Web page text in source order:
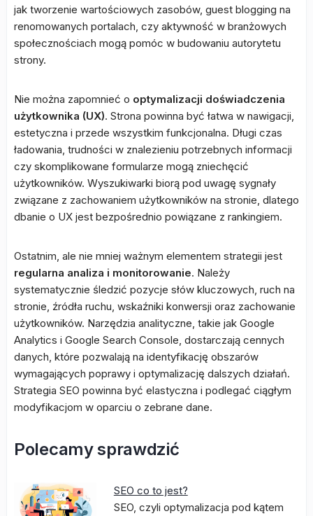
jak tworzenie wartościowych zasobów, guest blogging na
renomowanych portalach, czy aktywność w branżowych
społecznościach mogą pomóc w budowaniu autorytetu
strony.
Nie można zapomnieć o optymalizacji doświadczenia
użytkownika (UX). Strona powinna być łatwa w nawigacji,
estetyczna i przede wszystkim funkcjonalna. Długi czas
ładowania, trudności w znalezieniu potrzebnych informacji
czy skomplikowane formularze mogą zniechęcić
użytkowników. Wyszukiwarki biorą pod uwagę sygnały
związane z zachowaniem użytkowników na stronie, dlatego
dbanie o UX jest bezpośrednio powiązane z rankingiem.
Ostatnim, ale nie mniej ważnym elementem strategii jest
regularna analiza i monitorowanie. Należy
systematycznie śledzić pozycje słów kluczowych, ruch na
stronie, źródła ruchu, wskaźniki konwersji oraz zachowanie
użytkowników. Narzędzia analityczne, takie jak Google
Analytics i Google Search Console, dostarczają cennych
danych, które pozwalają na identyfikację obszarów
wymagających poprawy i optymalizację dalszych działań.
Strategia SEO powinna być elastyczna i podlegać ciągłym
modyfikacjom w oparciu o zebrane dane.
Polecamy sprawdzić
SEO co to jest?
SEO, czyli optymalizacja pod kątem